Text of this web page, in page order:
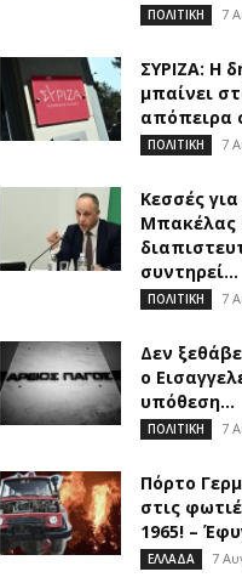
ΠΟΛΙΤΙΚΗ 7
ΣΥΡΙΖΑ: Η
μπαίνει
απόπειρα
ΠΟΛΙΤΙΚΗ 7
Κεσσές
Μπακέλας
συντηρεί...
ΠΟΛΙΤΙΚΗ 7
Δεν
ο
υπόθεση...
ΠΟΛΙΤΙΚΗ 7
Πόρτο
στις
1965! –
ΕΛΛΑΔΑ 7